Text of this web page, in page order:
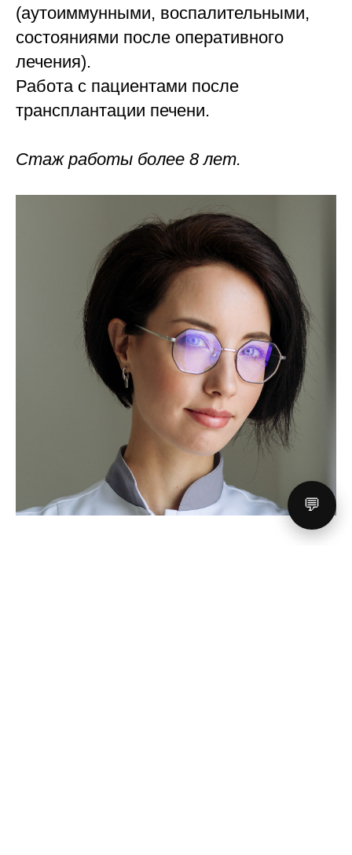
💬
(аутоиммунными, воспалительными,
состояниями после оперативного
лечения).
Работа с пациентами после
трансплантации печени.
Стаж работы более 8 лет.